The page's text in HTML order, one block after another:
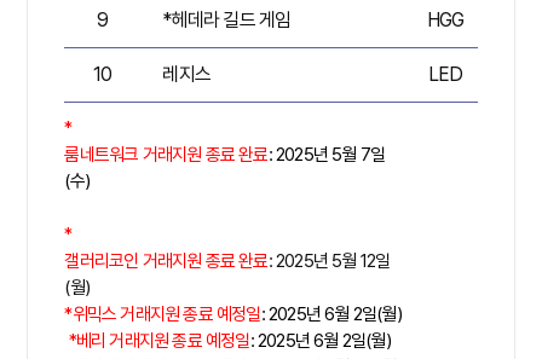
9 *헤데라 길드 게임 HGG
10 레지스 LED
*
룸네트워크 거래지원 종료 완료: 2025년 5월 7일
(수)
*
갤러리코인 거래지원 종료 완료: 2025년 5월 12일
(월)
*위믹스 거래지원 종료 예정일: 2025년 6월 2일(월)
*베리 거래지원 종료 예정일: 2025년 6월 2일(월)